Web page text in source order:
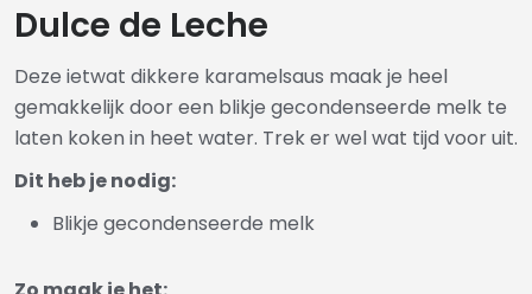
Dulce de Leche
Deze ietwat dikkere karamelsaus maak je heel
gemakkelijk door een blikje gecondenseerde melk te
laten koken in heet water. Trek er wel wat tijd voor uit.
Dit heb je nodig:
Blikje gecondenseerde melk